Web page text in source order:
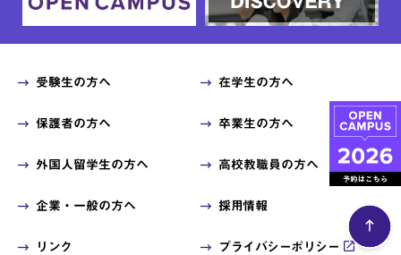
受験生の方へ 在学生の方へ
保護者の方へ 卒業生の方へ
外国人留学生の方へ 高校教職員の方へ
企業・一般の方へ 採用情報
リンク プライバシーポリシー